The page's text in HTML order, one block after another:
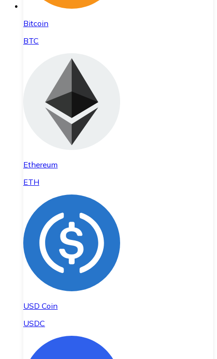
Bitcoin
BTC
Ethereum
ETH
USD Coin
USDC